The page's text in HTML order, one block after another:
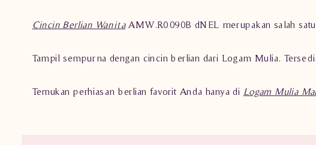
Cincin Berlian WanitaAMW.R0090B dNEL merupakan salah
Tampil sempurna dengan cincin berlian dari Logam Mulia.
Temukan perhiasan berlian favorit Anda hanya di Logam Mulia